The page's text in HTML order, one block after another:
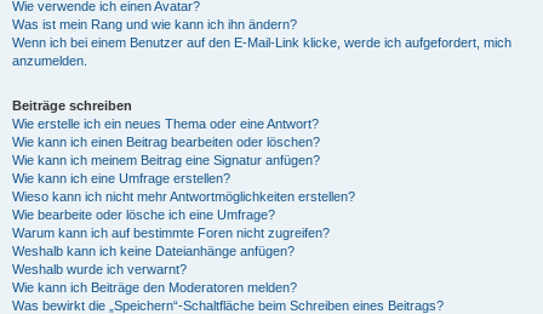
Wie verwende ich einen Avatar?
Was ist mein Rang und wie kann ich ihn ändern?
Wenn ich bei einem Benutzer auf den E-Mail-Link klicke, werde ich aufgefordert, mich
anzumelden.
Beiträge schreiben
Wie erstelle ich ein neues Thema oder eine Antwort?
Wie kann ich einen Beitrag bearbeiten oder löschen?
Wie kann ich meinem Beitrag eine Signatur anfügen?
Wie kann ich eine Umfrage erstellen?
Wieso kann ich nicht mehr Antwortmöglichkeiten erstellen?
Wie bearbeite oder lösche ich eine Umfrage?
Warum kann ich auf bestimmte Foren nicht zugreifen?
Weshalb kann ich keine Dateianhänge anfügen?
Weshalb wurde ich verwarnt?
Wie kann ich Beiträge den Moderatoren melden?
Was bewirkt die „Speichern“-Schaltfläche beim Schreiben eines Beitrags?